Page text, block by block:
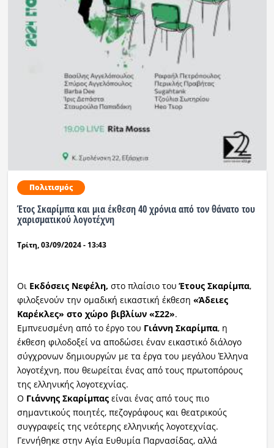
Πολιτισμός
Έτος Σκαρίμπα και μια έκθεση 40 χρόνια από τον θάνατο του
χαρισματικού λογοτέχνη
Τρίτη, 03/09/2024 - 13:43
Οι Εκδόσεις Νεφέλη, στο πλαίσιο του Έτους Σκαρίμπα,
φιλοξενούν την ομαδική εικαστική έκθεση «Άδειες
Καρέκλες» στο χώρο βιβλίων «Σ22».
Εμπνευσμένη από το έργο του Γιάννη Σκαρίμπα, η
έκθεση φιλοδοξεί να αποδώσει έναν εικαστικό διάλογο
σύγχρονων δημιουργών με τα έργα του μεγάλου Έλληνα
λογοτέχνη, που θεωρείται ένας από τους πρωτοπόρους
της ελληνικής λογοτεχνίας.
Ο Γιάννης Σκαρίμπαςείναι ένας από τους πιο
σημαντικούς ποιητές, πεζογράφους και θεατρικούς
συγγραφείς της νεότερης ελληνικής λογοτεχνίας.
Γεννήθηκε στην Αγία Ευθυμία Παρνασίδας, αλλά